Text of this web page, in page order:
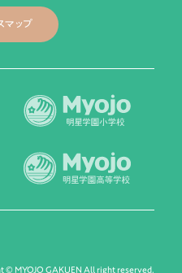
マップ
© MYOJO GAKUEN All right reserved.